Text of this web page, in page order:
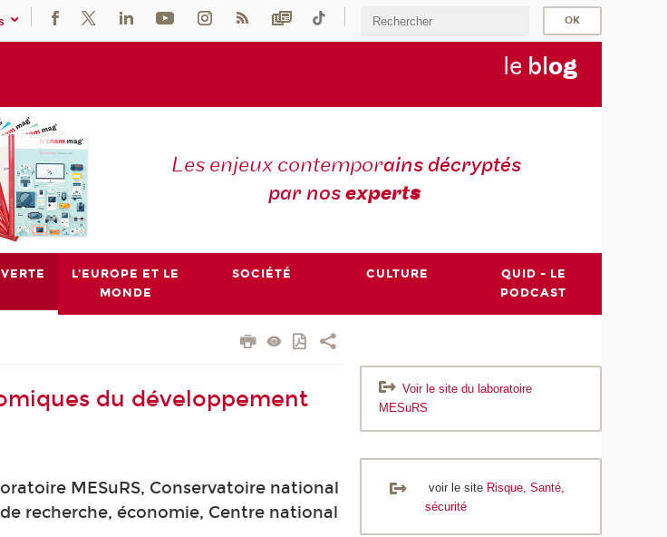
le blog
Les enjeux contemporains décryptés
par nosexperts
L'EUROPE ET LE
MONDE
SOCIÉTÉ CULTURE
QUID - LE
PODCAST
du développement
MESuRS, Conservatoire national
recherche, économie, Centre national
Voir le site du laboratoire
MESuRS
voir le site Risque, Santé,
sécurité